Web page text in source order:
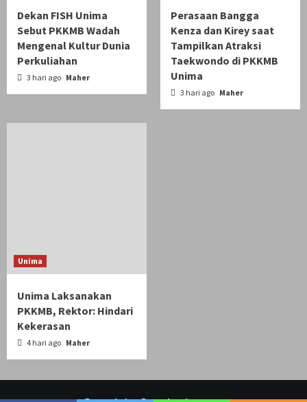
Dekan FISH Unima
Sebut PKKMB Wadah
Mengenal Kultur Dunia
Perkuliahan
3 hari ago Maher
Perasaan Bangga
Kenza dan Kirey saat
Tampilkan Atraksi
Taekwondo di PKKMB
Unima
3 hari ago Maher
Unima
Unima Laksanakan
PKKMB, Rektor: Hindari
Kekerasan
4 hari ago Maher